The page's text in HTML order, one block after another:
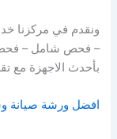
ونقدم في مركزنا
– فحص شامل – فحص
بأحدث الاجهزة مع
افضل ورشة صيانة